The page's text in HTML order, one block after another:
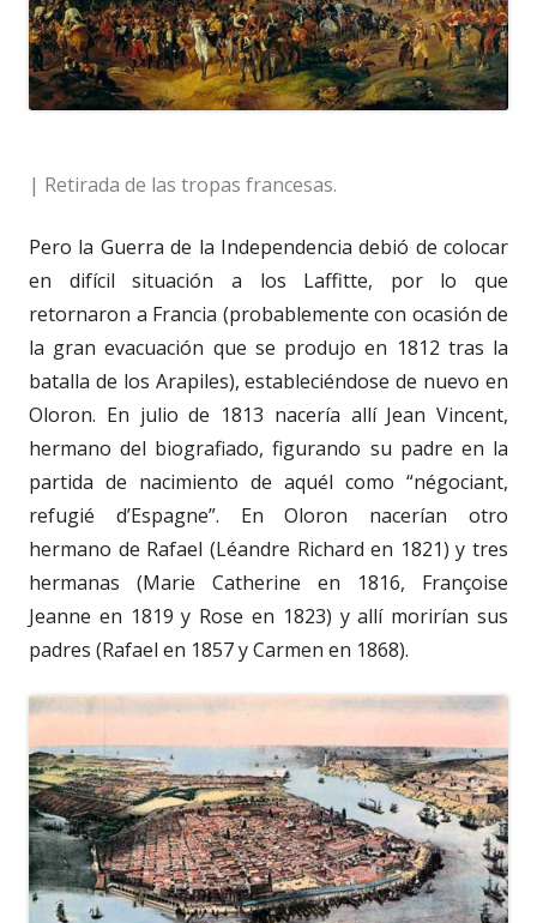
| Retirada de las tropas francesas.
Pero la Guerra de la Independencia debió de colocar
en difícil situación a los Laffitte, por lo que
retornaron a Francia (probablemente con ocasión de
la gran evacuación que se produjo en 1812 tras la
batalla de los Arapiles), estableciéndose de nuevo en
Oloron. En julio de 1813 nacería allí Jean Vincent,
hermano del biografiado, figurando su padre en la
partida de nacimiento de aquél como “négociant,
refugié d’Espagne”. En Oloron nacerían otro
hermano de Rafael (Léandre Richard en 1821) y tres
hermanas (Marie Catherine en 1816, Françoise
Jeanne en 1819 y Rose en 1823) y allí morirían sus
padres (Rafael en 1857 y Carmen en 1868).